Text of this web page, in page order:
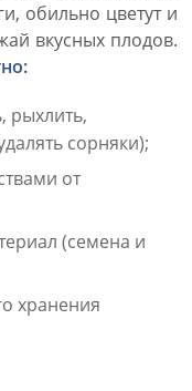
обильно цветут и
вкусных плодов.
рыхлить,
сорняки);
от
(семена и
хранения